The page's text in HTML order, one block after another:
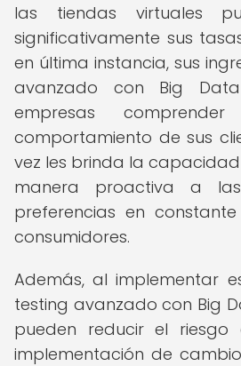
las tiendas virtuales
significativamente sus
en última instancia, sus
avanzado con Big
empresas
comportamiento de sus
vez les brinda la
manera proactiva a
preferencias en
consumidores.
Además, al implementar
testing avanzado con Big
pueden reducir el
implementación de